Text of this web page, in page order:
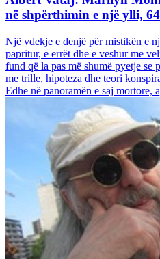
në shpërthimin e një ylli,
Një vdekje e denjë për mistikën e
papritur, e errët dhe e veshur me
fund që la pas më shumë pyetje se
me trille, hipoteza dhe teori
Edhe në panoramën e saj mortore,